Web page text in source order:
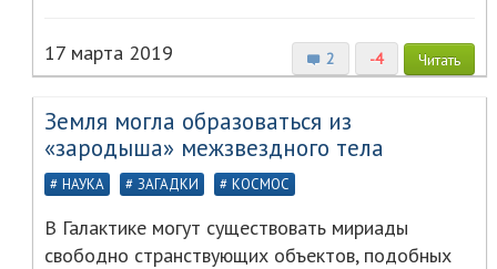
2 -4 Читать
17 марта 2019
Земля могла образоваться из
«зародыша» межзвездного тела
НАУКА ЗАГАДКИ КОСМОС
В Галактике могут существовать мириады
свободно странствующих объектов, подобных